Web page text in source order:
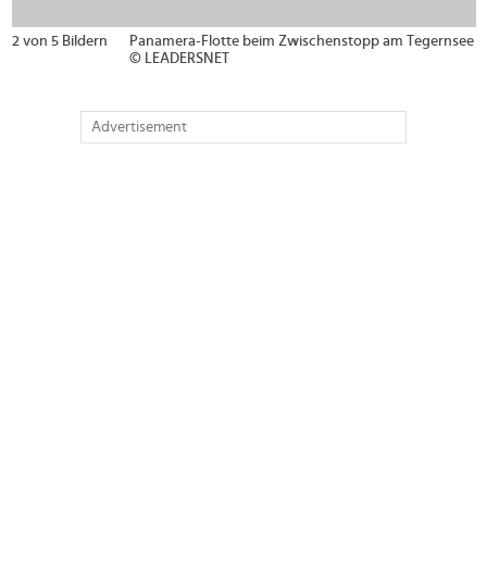
2 von 5 Bildern
Panamera-Flotte beim Zwischenstopp am Tegernsee
© LEADERSNET
Advertisement